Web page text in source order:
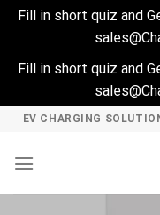
Fill in short quiz and
Fill in short quiz and
Skip
content
EV CHARGING